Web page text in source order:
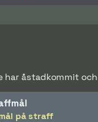
har åstadkommit
på straff